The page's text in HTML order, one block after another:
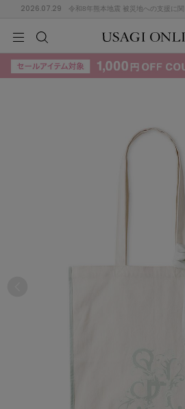
2026.07.29 令和8年熊本地震 被災地への支援に関
検索
KIDSBABYBEAUTYLIFE STYLE
KIDSBABYBEAUTYLIFE STYLE
G